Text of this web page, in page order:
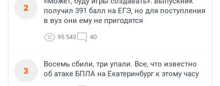
2
получил 391 балл на ЕГЭ, но для поступления
в вуз они ему не пригодятся
95 543 40
3
Восемь сбили, три упали. Все, что известно
об атаке БПЛА на Екатеринбург к этому часу